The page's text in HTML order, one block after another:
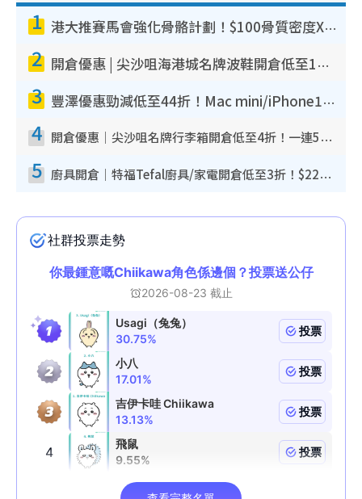
1 港大推賽馬會強化骨骼計劃！$100骨質密度X光檢查 完成免費運動訓練送超市禮券！附參加資格
2 開倉優惠 | 尖沙咀海港城名牌波鞋開倉低至1折！On鞋$899起／Joy&Peace鞋履$98起
3 豐澤優惠勁減低至44折！Mac mini/iPhone17Pro大減價！廚房家電$220起
4 開倉優惠｜尖沙咀名牌行李箱開倉低至4折！一連5日 American Tourister/ace./Hallmark $200起！
5 廚具開倉｜特福Tefal廚具/家電開倉低至3折！$220起買平底鍋/炒鑊/湯煲！電飯煲/吸塵機/燙斗$418起